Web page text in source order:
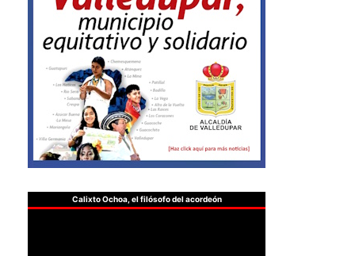
Calixto Ochoa, el filósofo del acordeón